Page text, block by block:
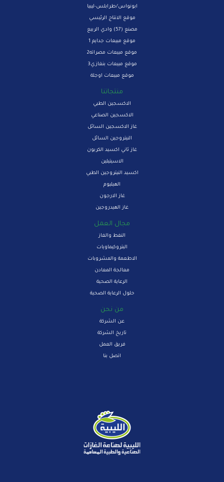
ابونواس/طرابلس-ليبيا
موقع الانتاج الرئيسي
مصنع (57) وادي الربيع
موقع مبيعات جدايم 1
موقع مبيعات مصراته2
موقع مبيعات بنغازي3
موقع مبيعات اوجلة
منتجاتنا
الاكسجين الطبي
الاكسجين الصناعي
غاز الاكسجين السائل
النيتروجين السائل
غاز ثاني اكسيد الكربون
الاسيتيلين
اكسيد النيتروجين الطبي
الهيليوم
غاز الارجون
غاز الهيدروجين
مجال العمل
النفط والغاز
البتروكيماويات
الاطعمة والمشروبات
معالجة المعادن
الرعاية الصحية
حلول الرعاية الصحية
من نحن
عن الشركة
تاريخ الشركة
فريق العمل
اتصل بنا